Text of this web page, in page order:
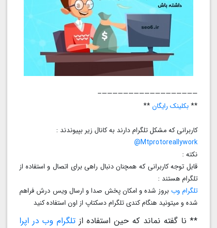
——————————————————–
**بکلینک رایگان**
کاربرانی که مشکل تلگرام دارند به کانال زیر بپیوندند :
Mtprotoreallywork@
نکته :
قابل توجه کاربرانی که همچنان دنبال راهی برای اتصال و استفاده از
تلگرام هستند :
تلگرام وببروز شده و امکان پخش صدا و ارسال ویس درش فراهم
شده و میتونید هنگام کندی تلگرام دسکتاپ از اون استفاده کنید
** نا گفته نماند که حین استفاده از تلگرام وب در اپرا